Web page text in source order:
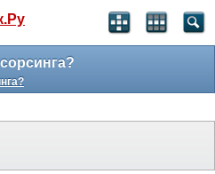
без рекламы